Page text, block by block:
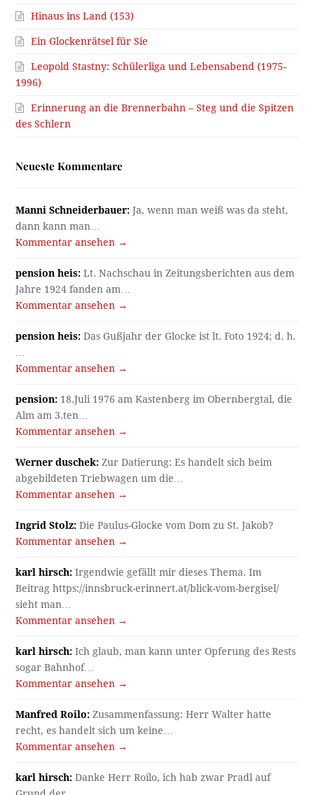
Hinaus ins Land (153)
Ein Glockenrätsel für Sie
Leopold Stastny: Schülerliga und Lebensabend (1975-
1996)
Erinnerung an die Brennerbahn – Steg und die Spitzen
des Schlern
Neueste Kommentare
Manni Schneiderbauer: Ja, wenn man weiß was da steht,
dann kann man…
Kommentar ansehen →
pension heis: Lt. Nachschau in Zeitungsberichten aus dem
Jahre 1924 fanden am…
Kommentar ansehen →
pension heis: Das Gußjahr der Glocke ist lt. Foto 1924; d. h.
Kommentar ansehen →
pension: 18.Juli 1976 am Kastenberg im Obernbergtal, die
Alm am 3.ten…
Kommentar ansehen →
Werner duschek: Zur Datierung: Es handelt sich beim
abgebildeten Triebwagen um die…
Kommentar ansehen →
Ingrid Stolz: Die Paulus-Glocke vom Dom zu St. Jakob?
Kommentar ansehen →
karl hirsch: Irgendwie gefällt mir dieses Thema. Im
Beitrag https://innsbruck-erinnert.at/blick-vom-bergisel/
sieht man…
Kommentar ansehen →
karl hirsch: Ich glaub, man kann unter Opferung des Rests
sogar Bahnhof…
Kommentar ansehen →
Manfred Roilo: Zusammenfassung: Herr Walter hatte
recht, es handelt sich um keine…
Kommentar ansehen →
karl hirsch: Danke Herr Roilo, ich hab zwar Pradl auf